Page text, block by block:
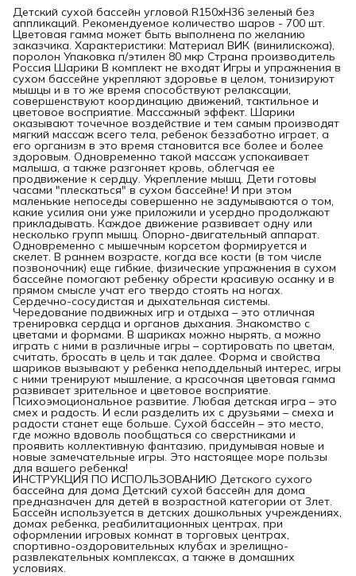
Детский сухой бассейн угловой R150xH36 зеленый без
аппликаций. Рекомендуемое количество шаров - 700 шт.
Цветовая гамма может быть выполнена по желанию
заказчика. Характеристики: Материал ВИК (винилискожа),
поролон Упаковка п/этилен 80 мкр Страна производитель
Россия Шарики В комплект не входят Игры и упражнения в
сухом бассейне укрепляют здоровье в целом, тонизируют
мышцы и в то же время способствуют релаксации,
совершенствуют координацию движений, тактильное и
цветовое восприятие. Массажный эффект. Шарики
оказывают точечное воздействие и тем самым производят
мягкий массаж всего тела, ребенок беззаботно играет, а
его организм в это время становится все более и более
здоровым. Одновременно такой массаж успокаивает
малыша, а также разгоняет кровь, облегчая ее
продвижение к сердцу. Укрепление мышц. Дети готовы
часами "плескаться" в сухом бассейне! И при этом
маленькие непоседы совершенно не задумываются о том,
какие усилия они уже приложили и усердно продолжают
прикладывать. Каждое движение развивает одну или
несколько групп мышц. Опорно-двигательный аппарат.
Одновременно с мышечным корсетом формируется и
скелет. В раннем возрасте, когда все кости (в том числе
позвоночник) еще гибкие, физические упражнения в сухом
бассейне помогают ребенку обрести красивую осанку и в
прямом смысле учат его твердо стоять на ногах.
Сердечно-сосудистая и дыхательная системы.
Чередование подвижных игр и отдыха – это отличная
тренировка сердца и органов дыхания. Знакомство с
цветами и формами. В шариках можно нырять, а можно
играть с ними в различные игры – сортировать по цветам,
считать, бросать в цель и так далее. Форма и свойства
шариков вызывают у ребенка неподдельный интерес, игры
с ними тренируют мышление, а красочная цветовая гамма
развивает зрительное и цветовое восприятие.
Психоэмоциональное развитие. Любая детская игра – это
смех и радость. И если разделить их с друзьями – смеха и
радости станет еще больше. Сухой бассейн – это место,
где можно вдоволь пообщаться со сверстниками и
проявить коллективную фантазию, придумывая новые и
новые замечательные игры. Это настоящее море пользы
для вашего ребенка!
ИНСТРУКЦИЯ ПО ИСПОЛЬЗОВАНИЮ Детского сухого
бассейна для дома Детский сухой бассейн для дома
предназначен для детей в возрастной категории от 3лет.
Бассейн используется в детских дошкольных учреждениях,
домах ребенка, реабилитационных центрах, при
оформлении игровых комнат в торговых центрах,
спортивно-оздоровительных клубах и зрелищно-
развлекательных комплексах, а также в домашних
условиях.